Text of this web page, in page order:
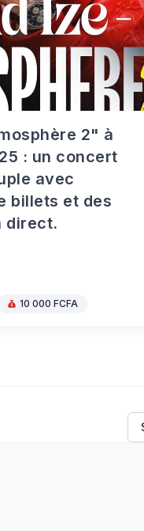
2" à
: un concert
avec
billets et des
direct.
10 000 FCFA